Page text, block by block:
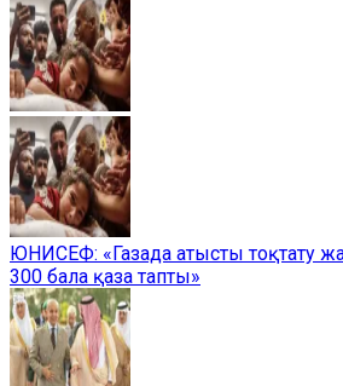
ЮНИСЕФ: «Газада атысты тоқтату
300 бала қаза тапты»